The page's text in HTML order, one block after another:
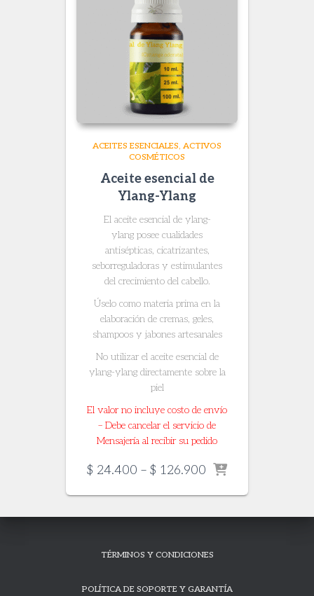
ACEITES ESENCIALES ACTIVOS
COSMÉTICOS
Aceite esencial de
Ylang-Ylang
El aceite esencial de ylang-
ylang posee cualidades
antisépticas, cicatrizantes,
seborreguladoras y estimulantes
del crecimiento del cabello.
Úselo como materia prima en la
elaboración de cremas, geles,
shampoos y jabones artesanales
No utilizar el aceite esencial de
ylang-ylang directamente sobre la
piel
El valor no incluye costo de envío
– Debe cancelar el servicio de
Mensajería al recibir su pedido
$ 24.400 – $ 126.900 Price
$ 24.400
through
TÉRMINOS Y CONDICIONES
POLÍTICA DE SOPORTE Y GARANTÍA